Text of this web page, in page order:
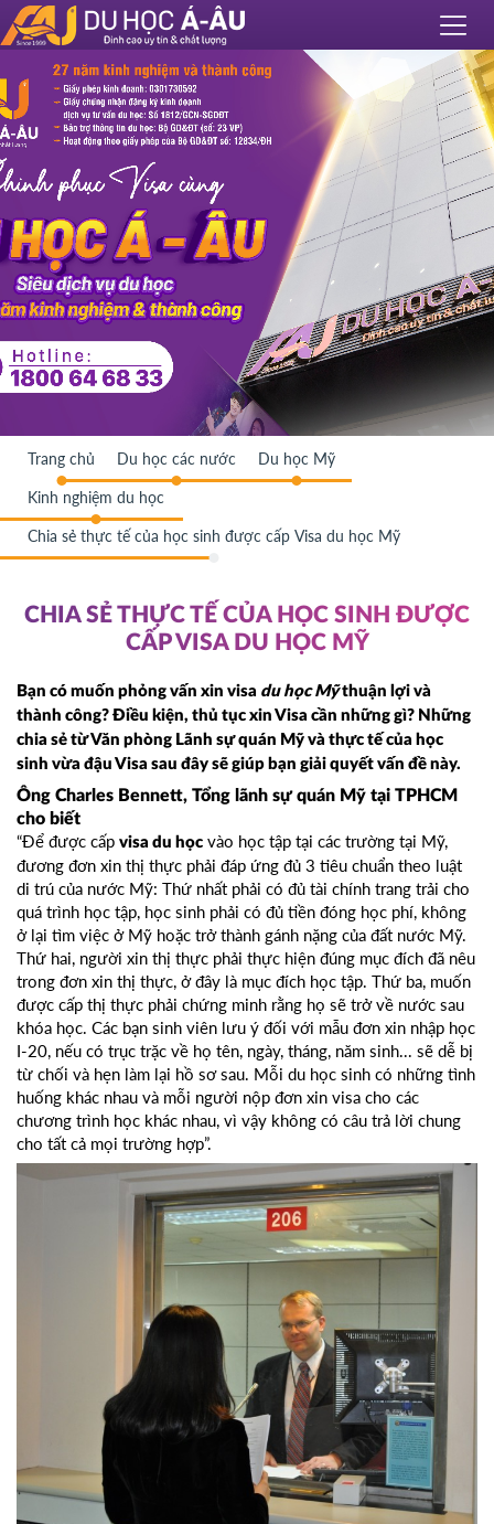
Trang chủ Du học các nước Du học Mỹ
Kinh nghiệm du học
Chia sẻ thực tế của học sinh được cấp Visa du học Mỹ
CHIA SẺ THỰC TẾ CỦA HỌC SINH ĐƯỢC
CẤP VISA DU HỌC MỸ
Bạn có muốn phỏng vấn xin visa du học Mỹthuận lợi và
thành công? Điều kiện, thủ tục xin Visa cần những gì? Những
chia sẻ từ Văn phòng Lãnh sự quán Mỹ và thực tế của học
sinh vừa đậu Visa sau đây sẽ giúp bạn giải quyết vấn đề này.
Ông Charles Bennett, Tổng lãnh sự quán Mỹ tại TPHCM
cho biết
“Để được cấp visa du học vào học tập tại các trường tại Mỹ,
đương đơn xin thị thực phải đáp ứng đủ 3 tiêu chuẩn theo luật
di trú của nước Mỹ: Thứ nhất phải có đủ tài chính trang trải cho
quá trình học tập, học sinh phải có đủ tiền đóng học phí, không
ở lại tìm việc ở Mỹ hoặc trở thành gánh nặng của đất nước Mỹ.
Thứ hai, người xin thị thực phải thực hiện đúng mục đích đã nêu
trong đơn xin thị thực, ở đây là mục đích học tập. Thứ ba, muốn
được cấp thị thực phải chứng minh rằng họ sẽ trở về nước sau
khóa học. Các bạn sinh viên lưu ý đối với mẫu đơn xin nhập học
I-20, nếu có trục trặc về họ tên, ngày, tháng, năm sinh... sẽ dễ bị
từ chối và hẹn làm lại hồ sơ sau. Mỗi du học sinh có những tình
huống khác nhau và mỗi người nộp đơn xin visa cho các
chương trình học khác nhau, vì vậy không có câu trả lời chung
cho tất cả mọi trường hợp”.